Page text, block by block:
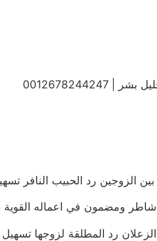
رد الحبيب النافر تسهيل زواج
في اعماله القوية بالروحانيات
المطلقة لزوجها تسهيل الزواج